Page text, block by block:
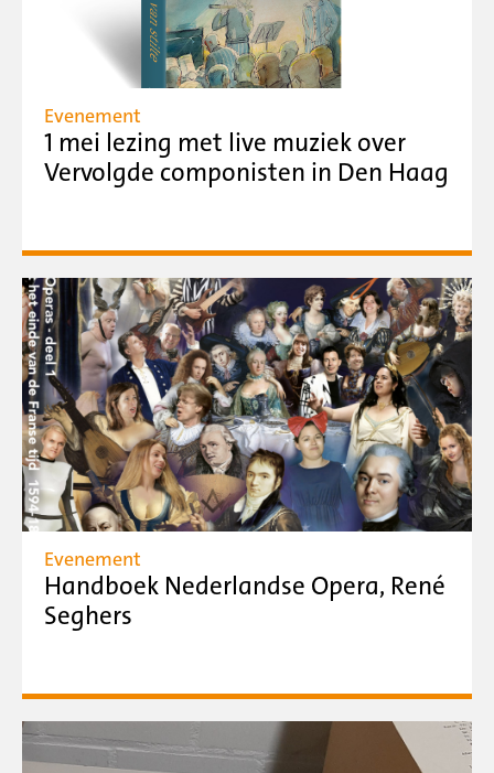
Evenement
1 mei lezing met live muziek over
Vervolgde componisten in Den Haag
Evenement
Handboek Nederlandse Opera, René
Seghers